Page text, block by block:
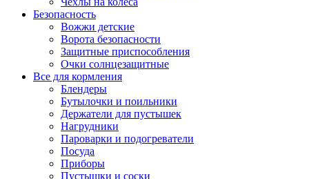
Безопасность
Вожжи детские
Ворота безопасности
Защитные приспособления
Очки солнцезащитные
Все для кормления
Блендеры
Бутылочки и поильники
Держатели для пустышек
Нагрудники
Пароварки и подогреватели
Посуда
Приборы
Пустышки и соски